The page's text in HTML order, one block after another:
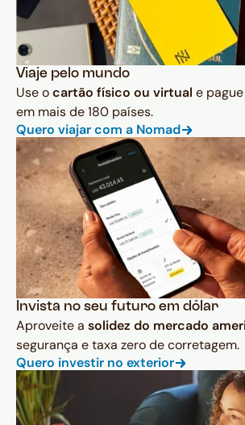
Viaje pelo mundo
Use ocartão físico ou virtual e
em mais de 180 países.
Quero viajar com a Nomad
Invista no seu futuro em dólar
Aproveite a solidez do mercado
segurança e taxa zero de corretagem.
Quero investir no exterior